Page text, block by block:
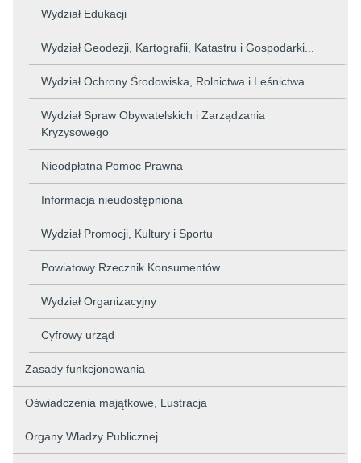
Wydział Edukacji
Wydział Geodezji, Kartografii, Katastru i Gospodarki...
Wydział Ochrony Środowiska, Rolnictwa i Leśnictwa
Wydział Spraw Obywatelskich i Zarządzania
Kryzysowego
Nieodpłatna Pomoc Prawna
Informacja nieudostępniona
Wydział Promocji, Kultury i Sportu
Powiatowy Rzecznik Konsumentów
Wydział Organizacyjny
Cyfrowy urząd
Zasady funkcjonowania
Oświadczenia majątkowe, Lustracja
Organy Władzy Publicznej